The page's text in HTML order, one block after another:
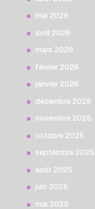
mai 2026
avril 2026
mars 2026
février 2026
janvier 2026
décembre 2025
novembre 2025
octobre 2025
septembre 2025
août 2025
juin 2025
mai 2025